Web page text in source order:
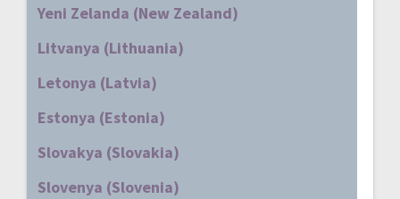
Yeni Zelanda (New Zealand)
Litvanya (Lithuania)
Letonya (Latvia)
Estonya (Estonia)
Slovakya (Slovakia)
Slovenya (Slovenia)